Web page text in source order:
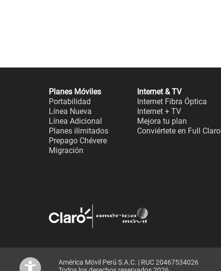
Planes Móviles
Portabilidad
Línea Nueva
Línea Adicional
Planes ilimitados
Prepago Chévere
Migración
Internet & TV
Internet Fibra Óptica
Internet + TV
Mejora tu plan
Conviértete en Full Claro
América Móvil Perú S.A.C. | RUC 20467534026